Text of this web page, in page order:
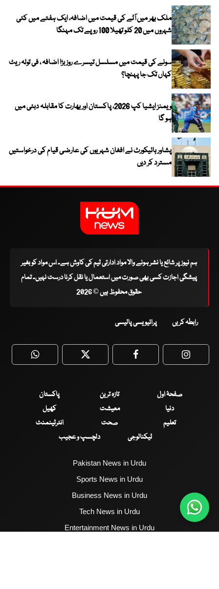
ملک بھر میں آٹے کی قیمت میں اضافہ، ایک ہفتے میں کئی
شہروں میں 20 کلو تھیلا 100 روپے تک مہنگا
سونے کی قیمت میں مسلسل تیسرے روز بڑا اضافہ ، فی تولہ ریٹ
کہاں تک جا پہنچا؟
ویمنز ایشیا کپ 2026، پاکستان اور بھارت کا مقابلہ دبئی میں
ہو گا
پشاور ہائیکورٹ نے افغان شہریوں کی عارضی قیام کی درخواستیں
مسترد کر دیں
ہم نیوز پر شائع یا نشر ہونے والا مواد ادارتی ٹیم کی کاوش ہے۔ اس مواد کو بغیر
پیشگی اجازت کسی بھی صورت میں استعمال یا نقل کرنا درست نہیں۔ تمام
حقوق محفوظ ہیں © 2026
رابطہ کریں پرائیویسی پالیسی
WhatsApp Twitter Facebook
صفحۂ اول تازہ ترین
پاکستان
دنیا
معیشت
کھیل
تعلیم
صحت
انٹرٹینمنٹ
ٹیکنالوجی
دلچسپ و عجیب
Pakistan News in Urdu
Sports News in Urdu
Business News in Urdu
Tech News in Urdu
Entertainment News in Urdu